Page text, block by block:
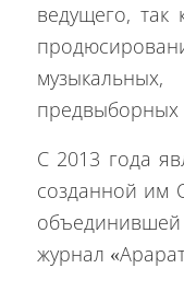
ведущего, так
предвыборных
С 2013 года
созданной им
журнал